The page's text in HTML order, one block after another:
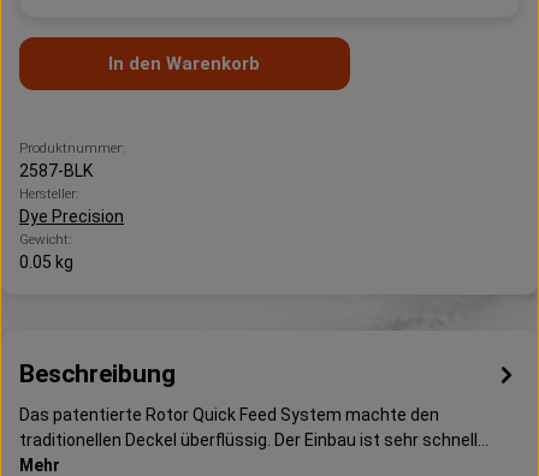
In den Warenkorb
Produktnummer:
2587-BLK
Hersteller:
Dye Precision
Gewicht:
0.05 kg
Beschreibung
Das patentierte Rotor Quick Feed System machte den
traditionellen Deckel überflüssig. Der Einbau ist sehr schnell…
Mehr